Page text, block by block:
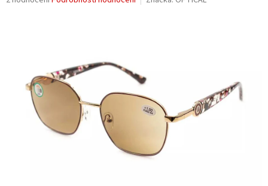
hvězdiček.